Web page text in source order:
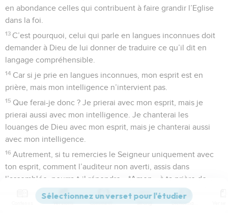
en abondance celles qui contribuent à faire grandir l’Eglise
dans la foi.
13 C’est pourquoi, celui qui parle en langues inconnues doit
demander à Dieu de lui donner de traduire ce qu’il dit en
langage compréhensible.
14 Car si je prie en langues inconnues, mon esprit est en
prière, mais mon intelligence n’intervient pas.
15 Que ferai-je donc ? Je prierai avec mon esprit, mais je
prierai aussi avec mon intelligence. Je chanterai les
louanges de Dieu avec mon esprit, mais je chanterai aussi
avec mon intelligence.
16 Autrement, si tu remercies le Seigneur uniquement avec
ton esprit, comment l’auditeur non averti, assis dans
l’assemblée, pourra-t-il répondre « *Amen » à ta prière de
reconnaissance, puisqu’il ne comprend pas ce que tu dis ?
Ta prière de reconnaissance a beau être sublime, l’autre
Versions Commentaires Strong